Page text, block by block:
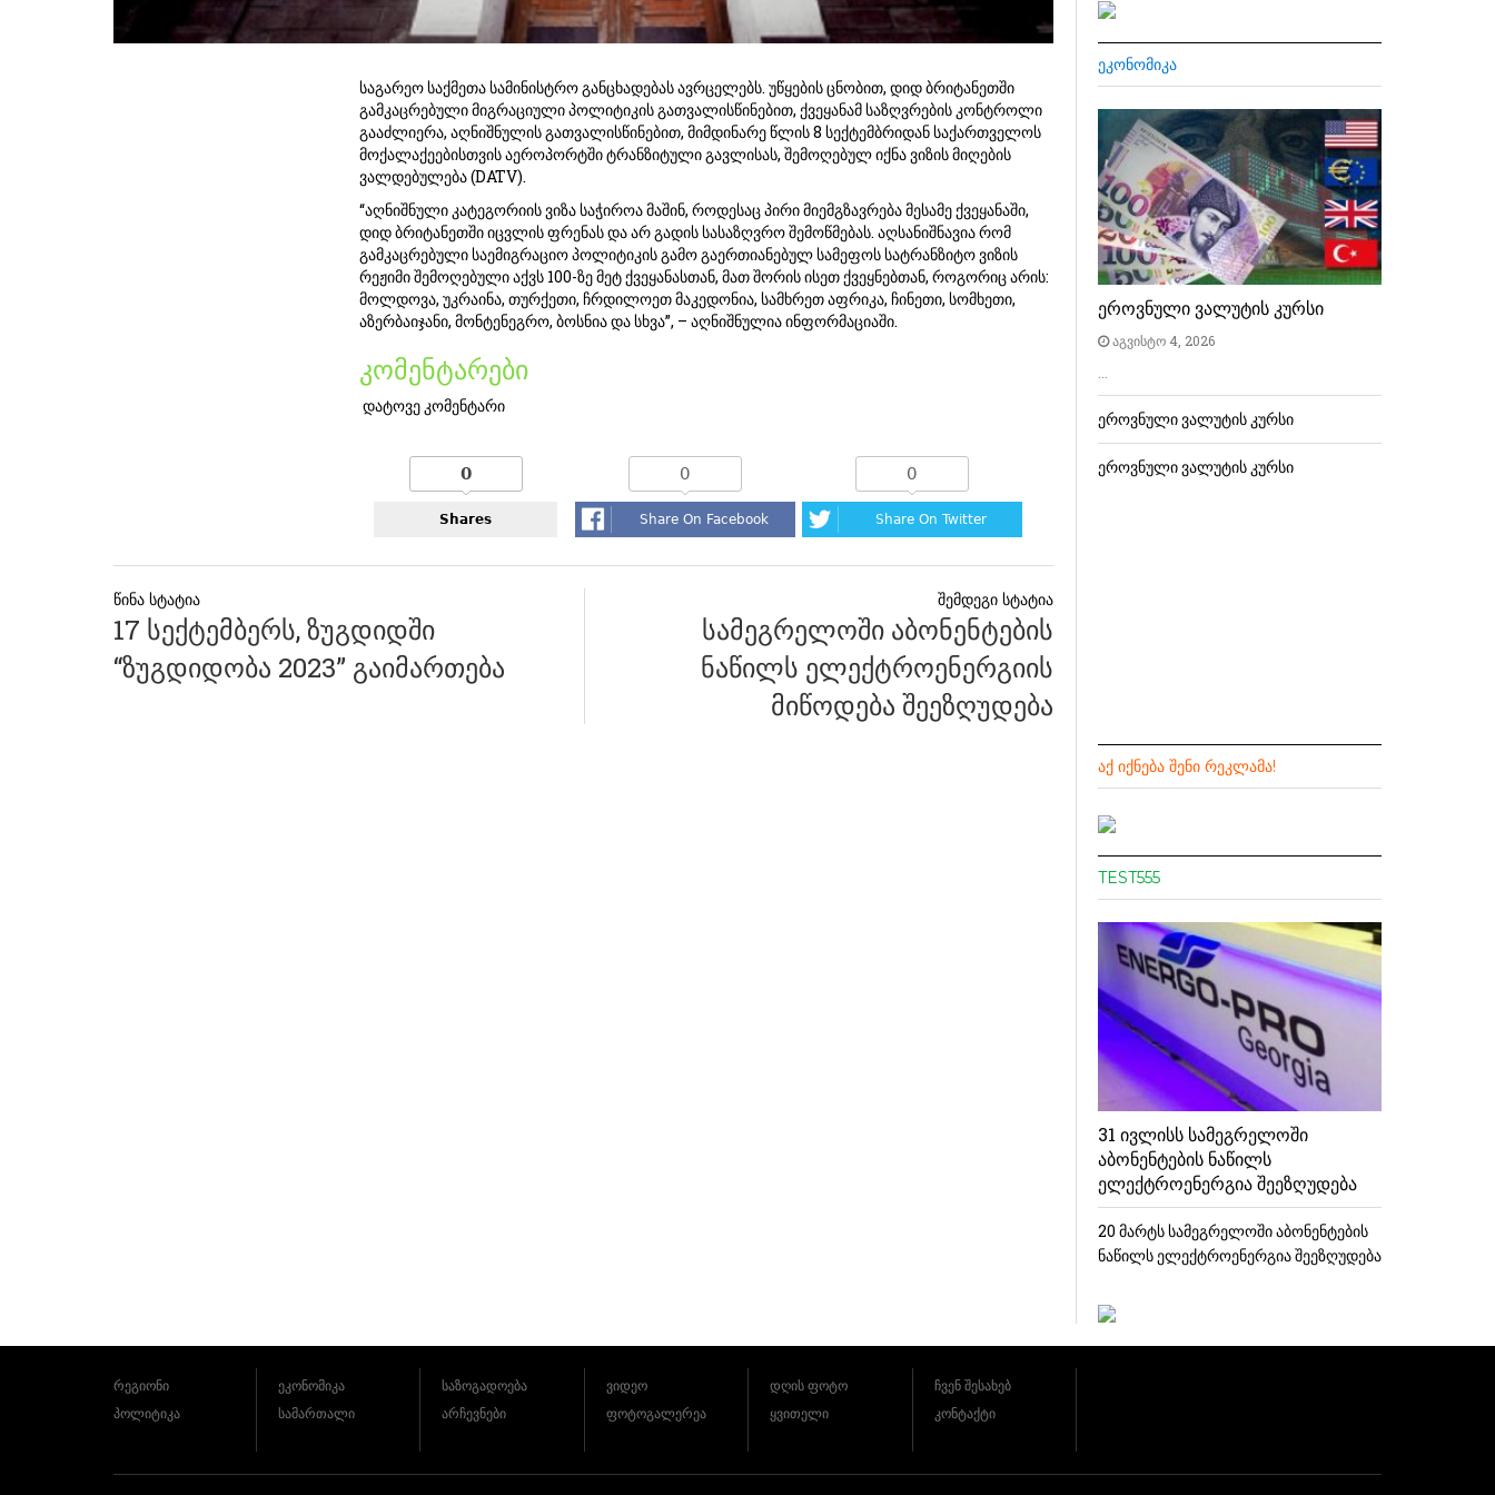
საგარეო საქმეთა სამინისტრო განცხადებას ავრცელებს. უწყების ცნობით, დიდ ბრიტანეთში
გამკაცრებული მიგრაციული პოლიტიკის გათვალისწინებით, ქვეყანამ საზღვრების კონტროლი
გააძლიერა, აღნიშნულის გათვალისწინებით, მიმდინარე წლის 8 სექტემბრიდან საქართველოს
მოქალაქეებისთვის აეროპორტში ტრანზიტული გავლისას, შემოღებულ იქნა ვიზის მიღების
ვალდებულება (DATV).
“აღნიშნული კატეგორიის ვიზა საჭიროა მაშინ, როდესაც პირი მიემგზავრება მესამე ქვეყანაში,
დიდ ბრიტანეთში იცვლის ფრენას და არ გადის სასაზღვრო შემოწმებას. აღსანიშნავია რომ
გამკაცრებული საემიგრაციო პოლიტიკის გამო გაერთიანებულ სამეფოს სატრანზიტო ვიზის
რეჟიმი შემოღებული აქვს 100-ზე მეტ ქვეყანასთან, მათ შორის ისეთ ქვეყნებთან, როგორიც არის:
მოლდოვა, უკრაინა, თურქეთი, ჩრდილოეთ მაკედონია, სამხრეთ აფრიკა, ჩინეთი, სომხეთი,
აზერბაიჯანი, მონტენეგრო, ბოსნია და სხვა”, – აღნიშნულია ინფორმაციაში.
კომენტარები
დატოვე კომენტარი
0
Shares
0
Share On Facebook
0
Share On Twitter
პოსტის
ნავიგაცია
17 სექტემბერს, ზუგდიდში
“ზუგდიდობა 2023” გაიმართება
სამეგრელოში აბონენტების
ნაწილს ელექტროენერგიის
მიწოდება შეეზღუდება
ᲔᲙᲝᲜᲝᲛᲘᲙᲐ
ეროვნული ვალუტის კურსი
აგვისტო 4, 2026
…
ეროვნული ვალუტის კურსი
ეროვნული ვალუტის კურსი
ᲐᲥ ᲘᲥᲜᲔᲑᲐ ᲨᲔᲜᲘ ᲠᲔᲙᲚᲐᲛᲐ!
TEST555
31 ივლისს სამეგრელოში
აბონენტების ნაწილს
ელექტროენერგია შეეზღუდება
20 მარტს სამეგრელოში აბონენტების
ნაწილს ელექტროენერგია შეეზღუდება
რეგიონი
პოლიტიკა
ეკონომიკა
სამართალი
საზოგადოება
არჩევნები
ვიდეო
ფოტოგალერეა
დღის ფოტო
ყვითელი
ჩვენ შესახებ
კონტაქტი